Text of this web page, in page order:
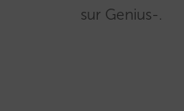
sur Genius-.